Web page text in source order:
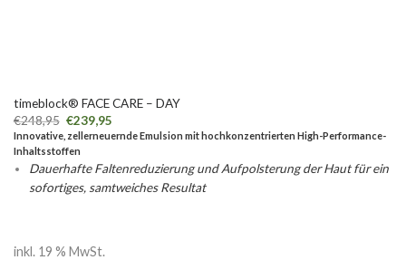
timeblock® FACE CARE – DAY
€248,95 €239,95
Innovative, zellerneuernde Emulsion mit hochkonzentrierten High-Performance-
Inhaltsstoffen
Dauerhafte Faltenreduzierung und Aufpolsterung der Haut für ein
sofortiges, samtweiches Resultat
inkl. 19 % MwSt.